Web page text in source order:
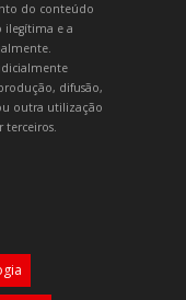
do conteúdo
ilegítima e a
difusão,
outra utilização